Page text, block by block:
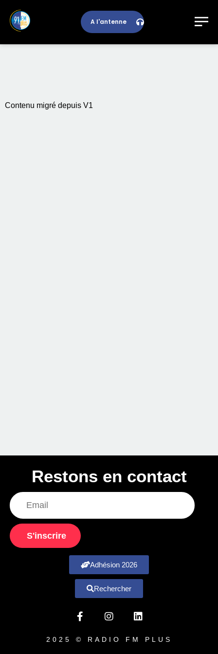
A l'antenne
Contenu migré depuis V1
Restons en contact
S'inscrire
Adhésion 2026
Rechercher
2025 © RADIO FM PLUS